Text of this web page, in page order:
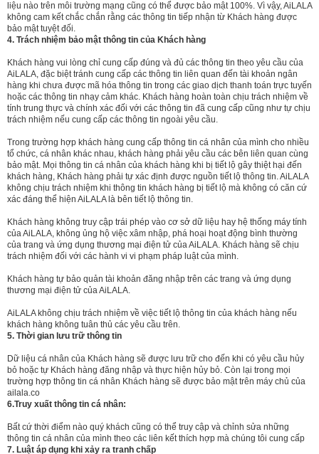
liệu nào trên môi trường mạng cũng có thể được bảo mật 100%. Vì vậy, AiLALA
không cam kết chắc chắn rằng các thông tin tiếp nhận từ Khách hàng được
bảo mật tuyệt đối.
4. Trách nhiệm bảo mật thông tin của Khách hàng
Khách hàng vui lòng chỉ cung cấp đúng và đủ các thông tin theo yêu cầu của
AiLALA, đặc biệt tránh cung cấp các thông tin liên quan đến tài khoản ngân
hàng khi chưa được mã hóa thông tin trong các giao dịch thanh toán trực tuyến
hoặc các thông tin nhạy cảm khác. Khách hàng hoàn toàn chịu trách nhiệm về
tính trung thực và chính xác đối với các thông tin đã cung cấp cũng như tự chịu
trách nhiệm nếu cung cấp các thông tin ngoài yêu cầu.
Trong trường hợp khách hàng cung cấp thông tin cá nhân của mình cho nhiều
tổ chức, cá nhân khác nhau, khách hàng phải yêu cầu các bên liên quan cùng
bảo mật. Mọi thông tin cá nhân của khách hàng khi bị tiết lộ gây thiệt hại đến
khách hàng, Khách hàng phải tự xác định được nguồn tiết lộ thông tin. AiLALA
không chịu trách nhiệm khi thông tin khách hàng bị tiết lộ mà không có căn cứ
xác đáng thể hiện AiLALA là bên tiết lộ thông tin.
Khách hàng không truy cập trái phép vào cơ sở dữ liệu hay hệ thống máy tính
của AiLALA, không ủng hộ việc xâm nhập, phá hoại hoạt động bình thường
của trang và ứng dụng thương mại điện tử của AiLALA. Khách hàng sẽ chịu
trách nhiệm đối với các hành vi vi phạm pháp luật của mình.
Khách hàng tự bảo quản tài khoản đăng nhập trên các trang và ứng dụng
thương mại điện tử của AiLALA.
AiLALA không chịu trách nhiệm về việc tiết lộ thông tin của khách hàng nếu
khách hàng không tuân thủ các yêu cầu trên.
5. Thời gian lưu trữ thông tin
Dữ liệu cá nhân của Khách hàng sẽ được lưu trữ cho đến khi có yêu cầu hủy
bỏ hoặc tự Khách hàng đăng nhập và thực hiện hủy bỏ. Còn lại trong mọi
trường hợp thông tin cá nhân Khách hàng sẽ được bảo mật trên máy chủ của
ailala.co
6.Truy xuất thông tin cá nhân:
Bất cứ thời điểm nào quý khách cũng có thể truy cập và chỉnh sửa những
thông tin cá nhân của mình theo các liên kết thích hợp mà chúng tôi cung cấp
7. Luật áp dụng khi xảy ra tranh chấp